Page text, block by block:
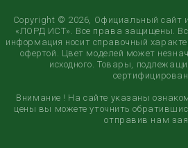
Copyright © 2026, Официальный сайт
«ЛОРД ИСТ». Все права защищены.
информация носит справочный
офертой. Цвет моделей может
исходного. Товары,
Внимание ! На сайте указаны
цены вы можете уточнить
отправив нам